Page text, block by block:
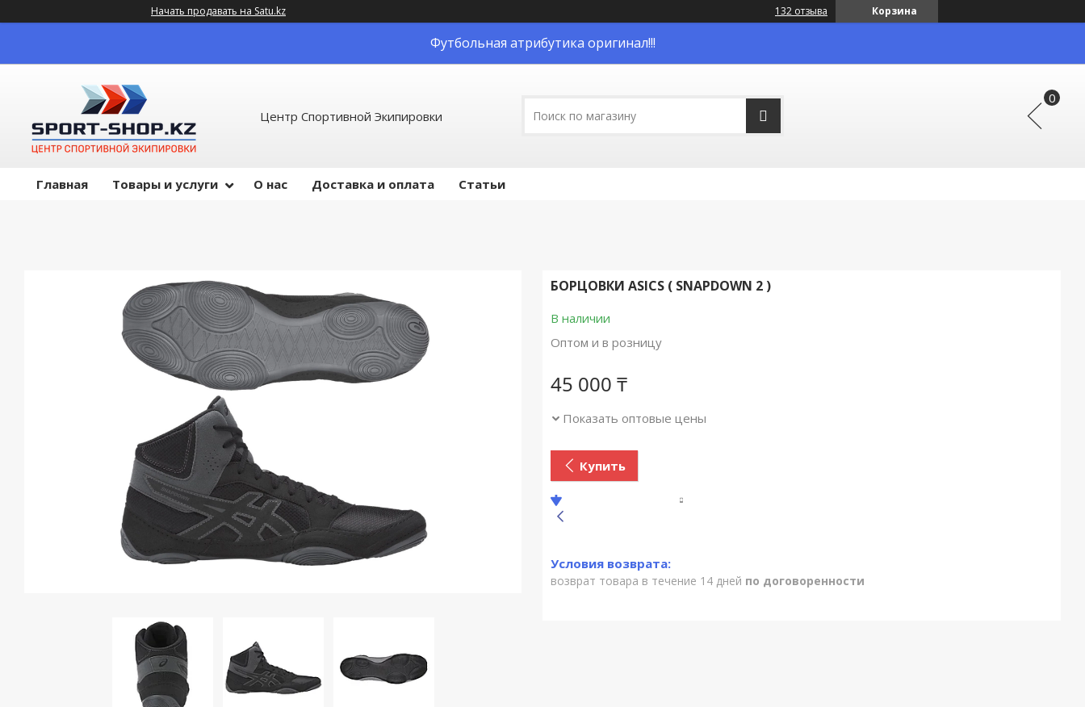
Начать продавать на Satu.kz Корзина
132 отзыва
Футбольная атрибутика оригинал!!!
Центр Спортивной Экипировки
Главная Товары и услуги О нас Доставка и оплата Статьи
БОРЦОВКИ ASICS ( SNAPDOWN 2 )
В наличии
Оптом и в розницу
45 000 ₸
Показать оптовые цены
Купить
возврат товара в течение 14 дней по договоренности